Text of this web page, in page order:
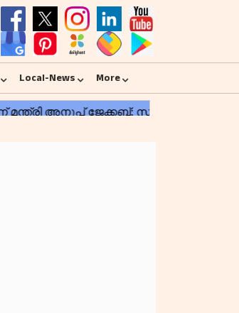
Local-News More